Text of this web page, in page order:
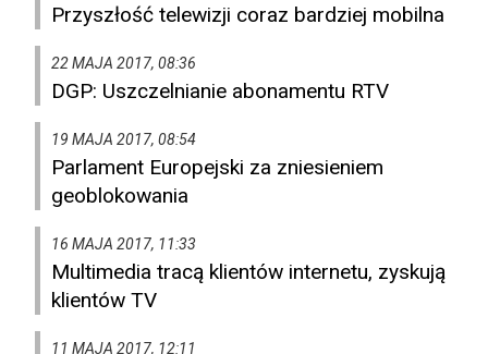
Przyszłość telewizji coraz bardziej mobilna
22 MAJA 2017, 08:36
DGP: Uszczelnianie abonamentu RTV
19 MAJA 2017, 08:54
Parlament Europejski za zniesieniem
geoblokowania
16 MAJA 2017, 11:33
Multimedia tracą klientów internetu, zyskują
klientów TV
11 MAJA 2017, 12:11